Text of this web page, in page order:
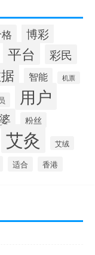
博彩
平台 彩民
智能 机票
用户
粉丝
艾灸 艾绒
适合 香港